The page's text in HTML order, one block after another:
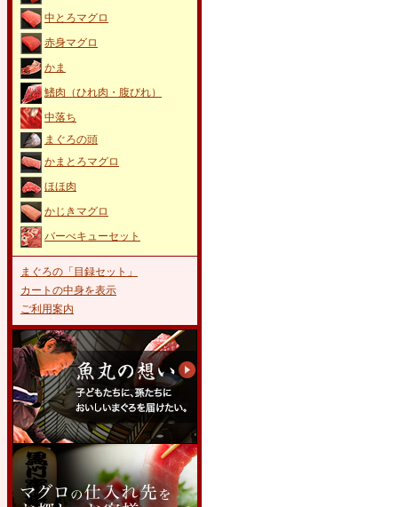
中とろマグロ
赤身マグロ
かま
鰭肉（ひれ肉・腹びれ）
中落ち
まぐろの頭
かまとろマグロ
ほほ肉
かじきマグロ
バーべキューセット
まぐろの「目録セット」
カートの中身を表示
ご利用案内